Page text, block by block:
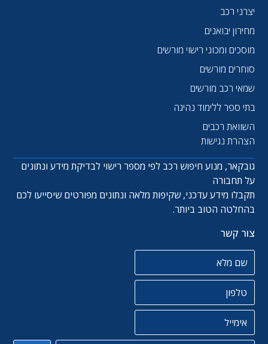
יצרני רכב
מחירון יבואנים
מוסכים ומכוני רישוי מורשים
סוחרים מורשים
שמאי רכב מורשים
בתי ספר ללימוד נהיגה
השוואת רכבים
הצהרת נגישות
גובקאר, מנוע חיפוש רכב לפי מספר רישוי לבדיקת מידע ונתונים
על תחבורה
תקבלו מידע עדכני, שקיפות מלאה ונתונים מפורטים שיסייעו לכם
בהחלטה הטוב ביותר.
צור קשר
טלפון